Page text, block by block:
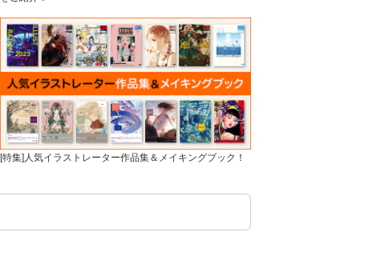
[特集]人気イラストレーター作品集＆メイキングブック！